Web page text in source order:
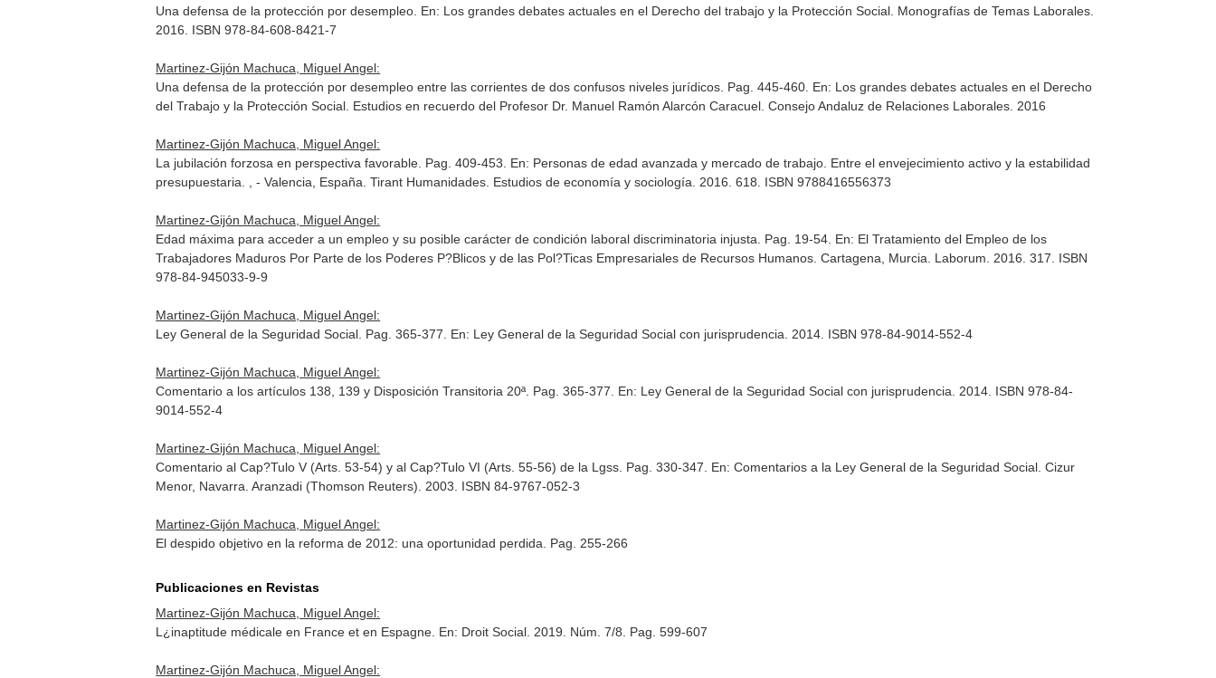
Una defensa de la protección por desempleo. En: Los grandes debates actuales en el Derecho del trabajo y la Protección Social . Monografías de Temas Laborales.
2016. ISBN 978-84-608-8421-7
Martinez-Gijón Machuca, Miguel Angel:
Una defensa de la protección por desempleo entre las corrientes de dos confusos niveles jurídicos. Pag. 445-460. En: Los grandes debates actuales en el Derecho
del Trabajo y la Protección Social. Estudios en recuerdo del Profesor Dr. Manuel Ramón Alarcón Caracuel . Consejo Andaluz de Relaciones Laborales. 2016
Martinez-Gijón Machuca, Miguel Angel:
La jubilación forzosa en perspectiva favorable. Pag. 409-453. En: Personas de edad avanzada y mercado de trabajo. Entre el envejecimiento activo y la estabilidad
presupuestaria . , - Valencia, España. Tirant Humanidades. Estudios de economía y sociología. 2016. 618. ISBN 9788416556373
Martinez-Gijón Machuca, Miguel Angel:
Edad máxima para acceder a un empleo y su posible carácter de condición laboral discriminatoria injusta. Pag. 19-54. En: El Tratamiento del Empleo de los
Trabajadores Maduros Por Parte de los Poderes P?Blicos y de las Pol?Ticas Empresariales de Recursos Humanos . Cartagena, Murcia. Laborum. 2016. 317. ISBN
978-84-945033-9-9
Martinez-Gijón Machuca, Miguel Angel:
Ley General de la Seguridad Social. Pag. 365-377. En: Ley General de la Seguridad Social con jurisprudencia . 2014. ISBN 978-84-9014-552-4
Martinez-Gijón Machuca, Miguel Angel:
Comentario a los artículos 138, 139 y Disposición Transitoria 20ª. Pag. 365-377. En: Ley General de la Seguridad Social con jurisprudencia . 2014. ISBN 978-84-
9014-552-4
Martinez-Gijón Machuca, Miguel Angel:
Comentario al Cap?Tulo V (Arts. 53-54) y al Cap?Tulo VI (Arts. 55-56) de la Lgss. Pag. 330-347. En: Comentarios a la Ley General de la Seguridad Social . Cizur
Menor, Navarra. Aranzadi (Thomson Reuters). 2003. ISBN 84-9767-052-3
Martinez-Gijón Machuca, Miguel Angel:
El despido objetivo en la reforma de 2012: una oportunidad perdida. Pag. 255-266
Publicaciones en Revistas
Martinez-Gijón Machuca, Miguel Angel:
L¿inaptitude médicale en France et en Espagne. En: Droit Social . 2019. Núm. 7/8. Pag. 599-607
Martinez-Gijón Machuca, Miguel Angel: